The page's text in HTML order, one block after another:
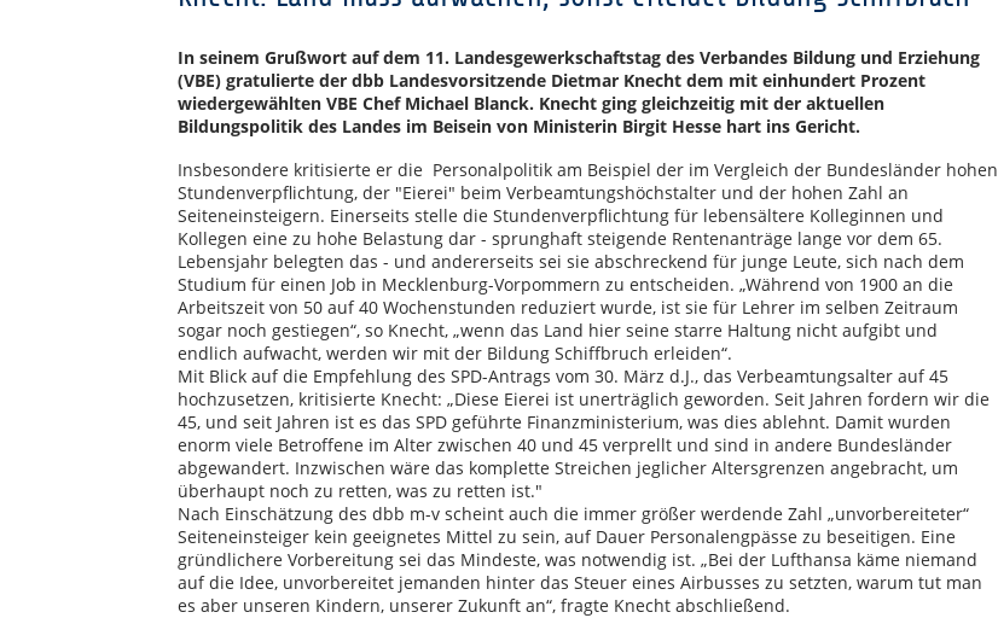
In seinem Grußwort auf dem 11. Landesgewerkschaftstag des Verbandes Bildung und Erziehung
(VBE) gratulierte der dbb Landesvorsitzende Dietmar Knecht dem mit einhundert Prozent
wiedergewählten VBE Chef Michael Blanck. Knecht ging gleichzeitig mit der aktuellen
Bildungspolitik des Landes im Beisein von Ministerin Birgit Hesse hart ins Gericht.
Insbesondere kritisierte er die Personalpolitik am Beispiel der im Vergleich der Bundesländer hohen
Stundenverpflichtung, der "Eierei" beim Verbeamtungshöchstalter und der hohen Zahl an
Seiteneinsteigern. Einerseits stelle die Stundenverpflichtung für lebensältere Kolleginnen und
Kollegen eine zu hohe Belastung dar - sprunghaft steigende Rentenanträge lange vor dem 65.
Lebensjahr belegten das - und andererseits sei sie abschreckend für junge Leute, sich nach dem
Studium für einen Job in Mecklenburg-Vorpommern zu entscheiden. „Während von 1900 an die
Arbeitszeit von 50 auf 40 Wochenstunden reduziert wurde, ist sie für Lehrer im selben Zeitraum
sogar noch gestiegen“, so Knecht, „wenn das Land hier seine starre Haltung nicht aufgibt und
endlich aufwacht, werden wir mit der Bildung Schiffbruch erleiden“.
Mit Blick auf die Empfehlung des SPD-Antrags vom 30. März d.J., das Verbeamtungsalter auf 45
hochzusetzen, kritisierte Knecht: „Diese Eierei ist unerträglich geworden. Seit Jahren fordern wir die
45, und seit Jahren ist es das SPD geführte Finanzministerium, was dies ablehnt. Damit wurden
enorm viele Betroffene im Alter zwischen 40 und 45 verprellt und sind in andere Bundesländer
abgewandert. Inzwischen wäre das komplette Streichen jeglicher Altersgrenzen angebracht, um
überhaupt noch zu retten, was zu retten ist."
Nach Einschätzung des dbb m-v scheint auch die immer größer werdende Zahl „unvorbereiteter“
Seiteneinsteiger kein geeignetes Mittel zu sein, auf Dauer Personalengpässe zu beseitigen. Eine
gründlichere Vorbereitung sei das Mindeste, was notwendig ist. „Bei der Lufthansa käme niemand
auf die Idee, unvorbereitet jemanden hinter das Steuer eines Airbusses zu setzten, warum tut man
es aber unseren Kindern, unserer Zukunft an“, fragte Knecht abschließend.